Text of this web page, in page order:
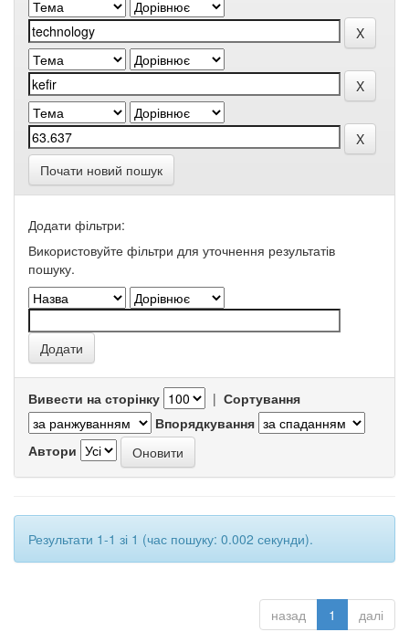
Почати новий пошук
Додати фільтри:
Використовуйте фільтри для уточнення результатів
пошуку.
Вивести на сторінку | Сортування
Впорядкування
Автори
Результати 1-1 зі 1 (час пошуку: 0.002 секунди).
назад 1 далі